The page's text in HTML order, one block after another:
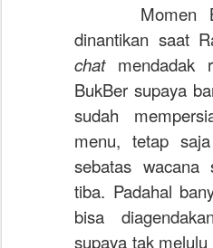
Momen
dinantikan saat
chatmendadak
BukBer supaya
sudah
menu, tetap
sebatas wacana
tiba. Padahal
bisa
supaya tak